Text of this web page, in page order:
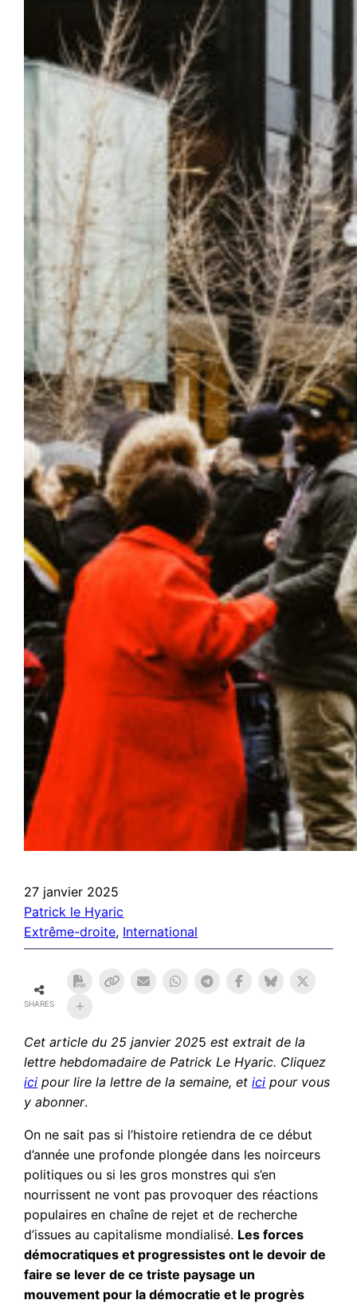
27 janvier 2025
Patrick le Hyaric
Extrême-droite, International
SHARES
Cet article du 25 janvier 2025est extrait de la
lettre hebdomadaire de Patrick Le Hyaric. Cliquez
ici pour lire la lettre de la semaine, etici pour vous
y abonner.
On ne sait pas si l’histoire retiendra de ce début
d’année une profonde plongée dans les noirceurs
politiques ou si les gros monstres qui s’en
nourrissent ne vont pas provoquer des réactions
populaires en chaîne de rejet et de recherche
d’issues au capitalisme mondialisé. Les forces
démocratiques et progressistes ont le devoir de
faire se lever de ce triste paysage un
mouvement pour la démocratie et le progrès